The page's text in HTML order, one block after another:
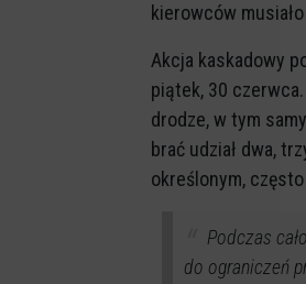
kierowców
Akcja kaskadowy
piątek, 30
drodze, w tym
brać udział dwa,
określonym,
Podczas
do ograniczeń